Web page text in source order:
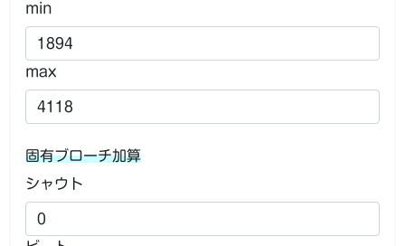
min
max
固有ブローチ加算
シャウト